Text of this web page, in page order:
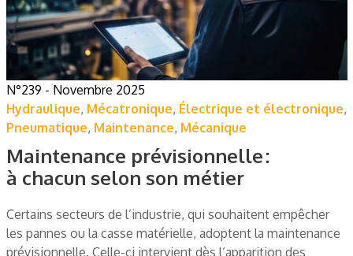
N°239 - Novembre 2025
Hydraulique, Mécatronique, Électrique et électronique,
Pneumatique, Maintenance, Mécanique
Maintenance prévisionnelle :
à chacun selon son métier
Certains secteurs de l’industrie, qui souhaitent empêcher
les pannes ou la casse matérielle, adoptent la maintenance
prévisionnelle. Celle-ci intervient dès l’apparition des